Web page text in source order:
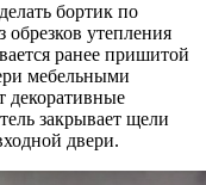
бортик по
утепления
ранее пришитой
мебельными
декоративные
закрывает щели
двери.